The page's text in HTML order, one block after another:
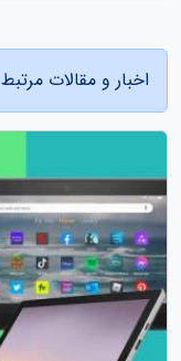
اخبار و مقالات مرتبط